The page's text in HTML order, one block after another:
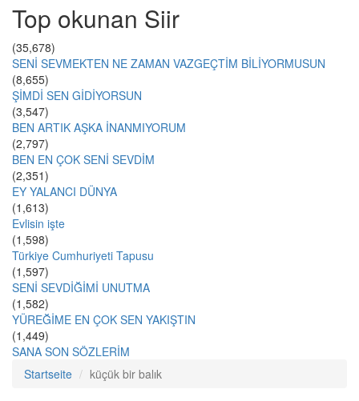
Top okunan Siir
(35,678)
SENİ SEVMEKTEN NE ZAMAN VAZGEÇTİM BİLİYORMUSUN
(8,655)
ŞİMDİ SEN GİDİYORSUN
(3,547)
BEN ARTIK AŞKA İNANMIYORUM
(2,797)
BEN EN ÇOK SENİ SEVDİM
(2,351)
EY YALANCI DÜNYA
(1,613)
Evlisin işte
(1,598)
Türkiye Cumhuriyeti Tapusu
(1,597)
SENİ SEVDİĞİMİ UNUTMA
(1,582)
YÜREĞİME EN ÇOK SEN YAKIŞTIN
(1,449)
SANA SON SÖZLERİM
Startseite
küçük bir balık